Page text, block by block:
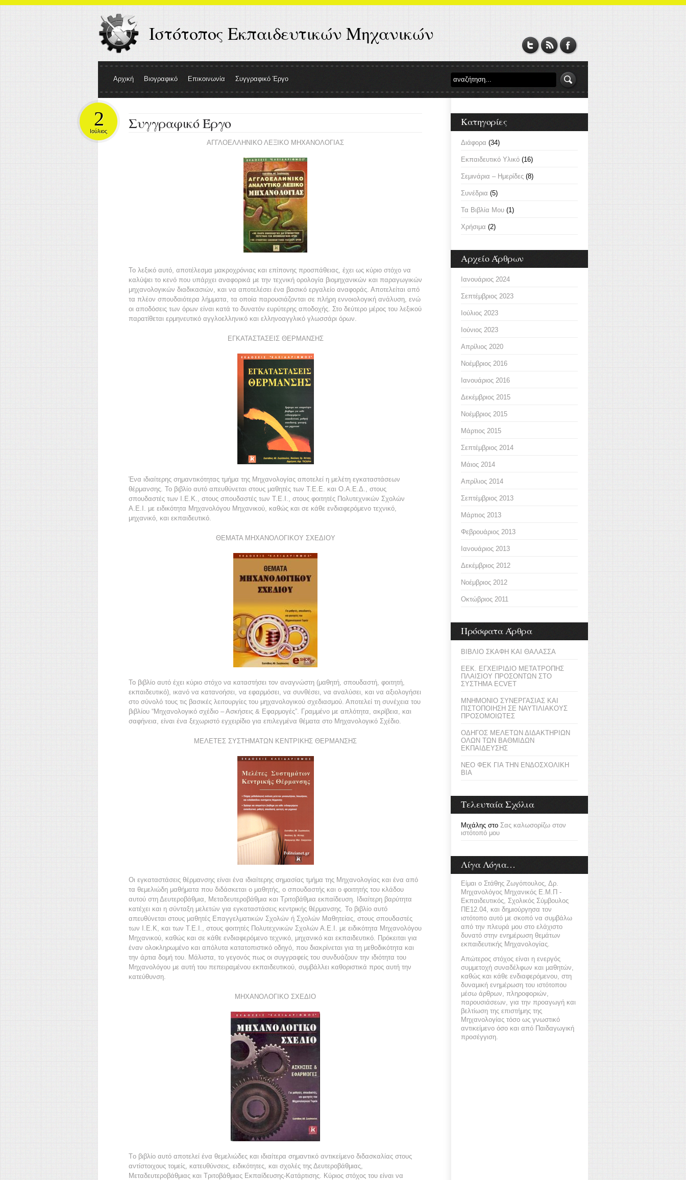
Ιστότοπος Εκπαιδευτικών Μηχανικών
Αρχική Βιογραφικό Επικοινωνία Συγγραφικό Έργο
Συγγραφικό Έργο
2
Ιούλιος
ΑΓΓΛΟΕΛΛΗΝΙΚΟ ΛΕΞΙΚΟ ΜΗΧΑΝΟΛΟΓΙΑΣ
Το λεξικό αυτό, αποτέλεσμα μακροχρόνιας και επίπονης προσπάθειας, έχει ως κύριο στόχο να
καλύψει το κενό που υπάρχει αναφορικά με την τεχνική ορολογία βιομηχανικών και παραγωγικών
μηχανολογικών διαδικασιών, και να αποτελέσει ένα βασικό εργαλείο αναφοράς. Αποτελείται από
τα πλέον σπουδαιότερα λήμματα, τα οποία παρουσιάζονται σε πλήρη εννοιολογική ανάλυση, ενώ
οι αποδόσεις των όρων είναι κατά το δυνατόν ευρύτερης αποδοχής. Στο δεύτερο μέρος του λεξικού
παρατίθεται ερμηνευτικό αγγλοελληνικό και ελληνοαγγλικό γλωσσάρι όρων.
ΕΓΚΑΤΑΣΤΑΣΕΙΣ ΘΕΡΜΑΝΣΗΣ
Ένα ιδιαίτερης σημαντικότητας τμήμα της Μηχανολογίας αποτελεί η μελέτη εγκαταστάσεων
θέρμανσης. Το βιβλίο αυτό απευθύνεται στους μαθητές των Τ.Ε.Ε. και Ο.Α.Ε.Δ., στους
σπουδαστές των Ι.Ε.Κ., στους σπουδαστές των Τ.Ε.Ι., στους φοιτητές Πολυτεχνικών Σχολών
Α.Ε.Ι. με ειδικότητα Μηχανολόγου Μηχανικού, καθώς και σε κάθε ενδιαφερόμενο τεχνικό,
μηχανικό, και εκπαιδευτικό.
ΘΕΜΑΤΑ ΜΗΧΑΝΟΛΟΓΙΚΟΥ ΣΧΕΔΙΟΥ
Το βιβλίο αυτό έχει κύριο στόχο να καταστήσει τον αναγνώστη (μαθητή, σπουδαστή, φοιτητή,
εκπαιδευτικό), ικανό να κατανοήσει, να εφαρμόσει, να συνθέσει, να αναλύσει, και να αξιολογήσει
στο σύνολό τους τις βασικές λειτουργίες του μηχανολογικού σχεδιασμού. Αποτελεί τη συνέχεια του
βιβλίου “Μηχανολογικό σχέδιο – Ασκήσεις & Εφαρμογές”. Γραμμένο με απλότητα, ακρίβεια, και
σαφήνεια, είναι ένα ξεχωριστό εγχειρίδιο για επιλεγμένα θέματα στο Μηχανολογικό Σχέδιο.
ΜΕΛΕΤΕΣ ΣΥΣΤΗΜΑΤΩΝ ΚΕΝΤΡΙΚΗΣ ΘΕΡΜΑΝΣΗΣ
Οι εγκαταστάσεις θέρμανσης είναι ένα ιδιαίτερης σημασίας τμήμα της Μηχανολογίας και ένα από
τα θεμελιώδη μαθήματα που διδάσκεται ο μαθητής, ο σπουδαστής και ο φοιτητής του κλάδου
αυτού στη Δευτεροβάθμια, Μεταδευτεροβάθμια και Τριτοβάθμια εκπαίδευση. Ιδιαίτερη βαρύτητα
κατέχει και η σύνταξη μελετών για εγκαταστάσεις κεντρικής θέρμανσης. Το βιβλίο αυτό
απευθύνεται στους μαθητές Επαγγελματικών Σχολών ή Σχολών Μαθητείας, στους σπουδαστές
των Ι.Ε.Κ, και των Τ.Ε.Ι., στους φοιτητές Πολυτεχνικών Σχολών Α.Ε.Ι. με ειδικότητα Μηχανολόγου
Μηχανικού, καθώς και σε κάθε ενδιαφερόμενο τεχνικό, μηχανικό και εκπαιδευτικό. Πρόκειται για
έναν ολοκληρωμένο και απόλυτα κατατοπιστικό οδηγό, που διακρίνεται για τη μεθοδικότητα και
την άρτια δομή του. Μάλιστα, το γεγονός πως οι συγγραφείς του συνδυάζουν την ιδιότητα του
Μηχανολόγου με αυτή του πεπειραμένου εκπαιδευτικού, συμβάλλει καθοριστικά προς αυτή την
κατεύθυνση.
ΜΗΧΑΝΟΛΟΓΙΚΟ ΣΧΕΔΙΟ
Tο βιβλίο αυτό αποτελεί ένα θεμελιώδες και ιδιαίτερα σημαντικό αντικείμενο διδασκαλίας στους
αντίστοιχους τομείς, κατευθύνσεις, ειδικότητες, και σχολές της Δευτεροβάθμιας,
Μεταδευτεροβάθμιας και Τριτοβάθμιας Εκπαίδευσης-Κατάρτισης. Κύριος στόχος του είναι να
Κατηγορίες
Διάφορα (34)
Εκπαιδευτικό Υλικό (16)
Σεμινάρια – Ημερίδες (8)
Συνέδρια (5)
Τα Βιβλία Μου (1)
Χρήσιμα (2)
Αρχείο Άρθρων
Ιανουάριος 2024
Σεπτέμβριος 2023
Ιούλιος 2023
Ιούνιος 2023
Απρίλιος 2020
Νοέμβριος 2016
Ιανουάριος 2016
Δεκέμβριος 2015
Νοέμβριος 2015
Μάρτιος 2015
Σεπτέμβριος 2014
Μάιος 2014
Απρίλιος 2014
Σεπτέμβριος 2013
Μάρτιος 2013
Φεβρουάριος 2013
Ιανουάριος 2013
Δεκέμβριος 2012
Νοέμβριος 2012
Οκτώβριος 2011
Πρόσφατα Άρθρα
ΒΙΒΛΙΟ ΣΚΑΦΗ ΚΑΙ ΘΑΛΑΣΣΑ
ΕΕΚ. ΕΓΧΕΙΡΙΔΙΟ ΜΕΤΑTΡΟΠΗΣ
ΠΛΑΙΣΙΟΥ ΠΡΟΣΟΝΤΩΝ ΣΤΟ
ΣΥΣΤΗΜΑ ECVET
ΜΝΗΜΟΝΙΟ ΣΥΝΕΡΓΑΣΙΑΣ ΚΑΙ
ΠΙΣΤΟΠΟΙΗΣΗ ΣΕ ΝΑΥΤΙΛΙΑΚΟΥΣ
ΠΡΟΣΟΜΟΙΩΤΕΣ
ΟΔΗΓΟΣ ΜΕΛΕΤΩΝ ΔΙΔΑΚΤΗΡΙΩΝ
ΟΛΩΝ ΤΩΝ ΒΑΘΜΙΔΩΝ
ΕΚΠΑΙΔΕΥΣΗΣ
ΝΕΟ ΦΕΚ ΓΙΑ ΤΗΝ ΕΝΔΟΣΧΟΛΙΚΗ
ΒΙΑ
Τελευταία Σχόλια
Μιχάλης στο Σας καλωσορίζω στον
ιστότοπό μου
Λίγα Λόγια…
Είμαι ο Στάθης Ζωγόπουλος, Δρ.
Μηχανολόγος Μηχανικός Ε.Μ.Π -
Εκπαιδευτικός, Σχολικός Σύμβουλος
ΠΕ12.04, και δημιούργησα τον
ιστότοπο αυτό με σκοπό να συμβάλω
από την πλευρά μου στο ελάχιστο
δυνατό στην ενημέρωση θεμάτων
εκπαιδευτικής Μηχανολογίας.
Απώτερος στόχος είναι η ενεργός
συμμετοχή συναδέλφων και μαθητών,
καθώς και κάθε ενδιαφερόμενου, στη
δυναμική ενημέρωση του ιστότοπου
μέσω άρθρων, πληροφοριών,
παρουσιάσεων, για την προαγωγή και
βελτίωση της επιστήμης της
Μηχανολογίας τόσο ως γνωστικό
αντικείμενο όσο και από Παιδαγωγική
προσέγγιση.